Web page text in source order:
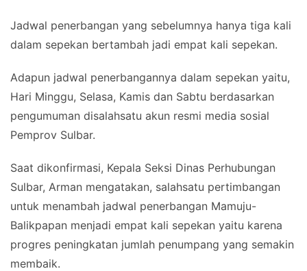
Jadwal penerbangan yang sebelumnya hanya tiga kali
dalam sepekan bertambah jadi empat kali sepekan.
Adapun jadwal penerbangannya dalam sepekan yaitu,
Hari Minggu, Selasa, Kamis dan Sabtu berdasarkan
pengumuman disalahsatu akun resmi media sosial
Pemprov Sulbar.
Saat dikonfirmasi, Kepala Seksi Dinas Perhubungan
Sulbar, Arman mengatakan, salahsatu pertimbangan
untuk menambah jadwal penerbangan Mamuju-
Balikpapan menjadi empat kali sepekan yaitu karena
progres peningkatan jumlah penumpang yang semakin
membaik.